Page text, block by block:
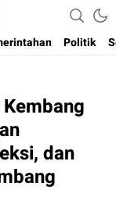
Politik
dan